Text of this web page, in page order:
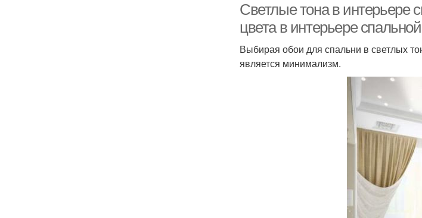
Светлые тона в интерьере
цвета в интерьере
Выбирая обои для спальни в светлых
является минимализм.